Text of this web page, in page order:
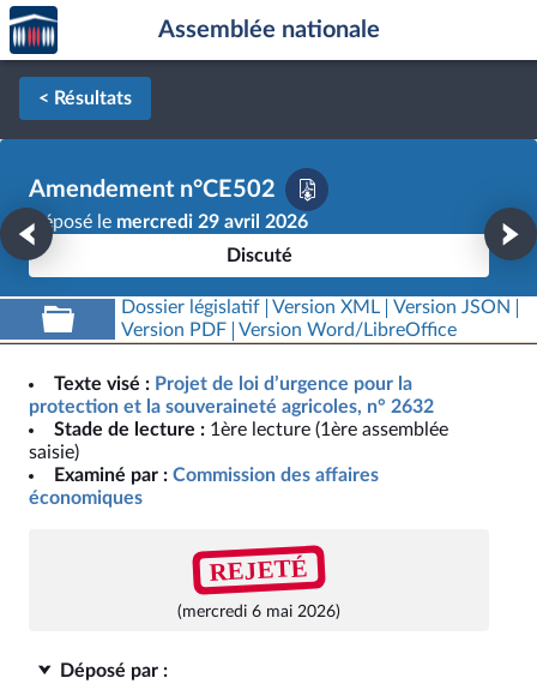
Aller au contenu
Aller en bas de la page
Accèder
à la
page
d'accueil
Assemblée nationale
< Résultats
Amendement n°CE502
Déposé le mercredi 29 avril 2026
Discuté
Dossier législatif Version XML
Version JSON
Version PDF
Version Word/LibreOffice
Texte visé : Projet de loi d’urgence pour la
protection et la souveraineté agricoles, n° 2632
Stade de lecture : 1ère lecture (1ère assemblée
saisie)
Examiné par : Commission des affaires
économiques
REJETÉ
(mercredi 6 mai 2026)
Déposé par :